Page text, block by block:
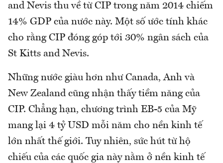
and Nevis thu về từ CIP trong năm 2014 chiếm
14% GDP của nước này. Một số ước tính khác
cho rằng CIP đóng góp tới 30% ngân sách của
St Kitts and Nevis.
Những nước giàu hơn như Canada, Anh và
New Zealand cũng nhận thấy tiềm năng của
CIP. Chẳng hạn, chương trình EB-5 của Mỹ
mang lại 4 tỷ USD mỗi năm cho nền kinh tế
lớn nhất thế giới. Tuy nhiên, sức hút từ hộ
chiếu của các quốc gia này nằm ở nền kinh tế